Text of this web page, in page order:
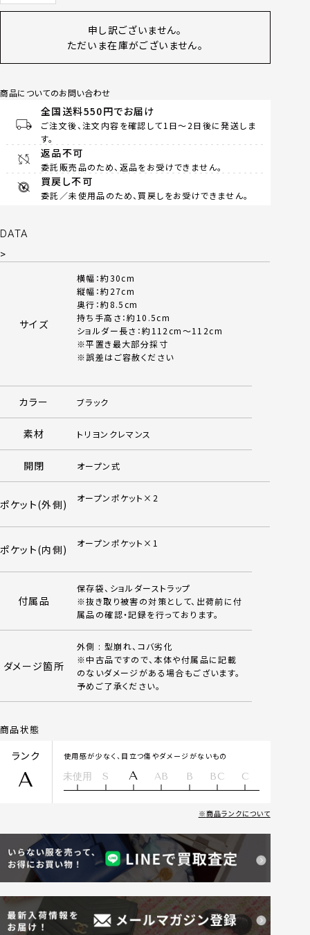
申し訳ございません。
ただいま在庫がございません。
商品についてのお問い合わせ
全国送料550円でお届け
ご注文後、注文内容を確認して1日～2日後に発送しま
す。
返品不可
委託販売品のため、返品をお受けできません。
買戻し不可
委託／未使用品のため、買戻しをお受けできません。
DATA
>
サイズ
横幅：約30cm
縦幅：約27cm
奥行：約8.5cm
持ち手高さ：約10.5cm
ショルダー長さ：約112cm～112cm
※平置き最大部分採寸
※誤差はご容赦ください
カラー ブラック
素材 トリヨンクレマンス
開閉 オープン式
ポケット(外側) オープンポケット×2
ポケット(内側) オープンポケット×1
付属品
保存袋、ショルダーストラップ
※抜き取り被害の対策として、出荷前に付
属品の確認・記録を行っております。
ダメージ箇所
外側 : 型崩れ、コバ劣化
※中古品ですので、本体や付属品に記載
のないダメージがある場合もございます。
予めご了承ください。
商品状態
ランク
A
使用感が少なく、目立つ傷やダメージがないもの
未使用 S A AB B BC C
商品ランクについて